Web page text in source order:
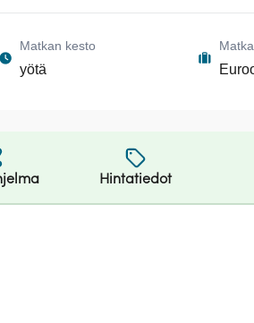
Matkan kesto
yötä
Hintatiedot